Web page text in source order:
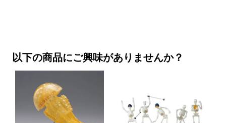
以下の商品にご興味がありませんか？